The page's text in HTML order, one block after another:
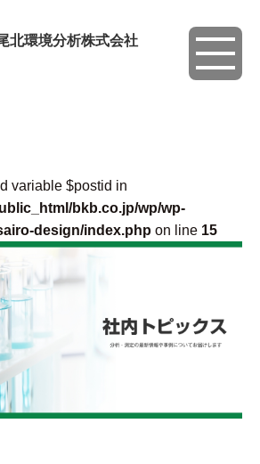
北環境分析株式会社
toggle
variable $postid in
bkb.co.jp/wp/wp-
design/index.php on line 15